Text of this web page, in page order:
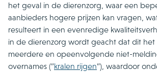
het geval in de dierenzorg, waar een
aanbieders hogere prijzen kan vragen,
resulteert in een evenredige
in de dierenzorg wordt geacht dat dit het
meerdere en opeenvolgende niet-
overnames (“kralen rijgen“), waardoor